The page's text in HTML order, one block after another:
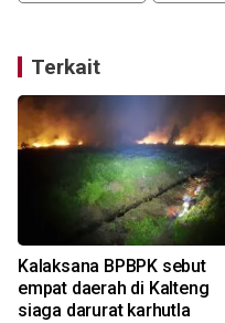
Terkait
Kalaksana BPBPK sebut
empat daerah di Kalteng
siaga darurat karhutla